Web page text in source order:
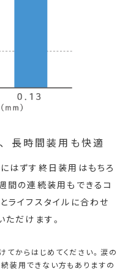
長時間装用も快適
はずす終日装用はもちろ
間の連続装用もできるコ
ライフスタイルに合わせ
ただけます。
からはじめてください。涙の
装用できない方もありますの